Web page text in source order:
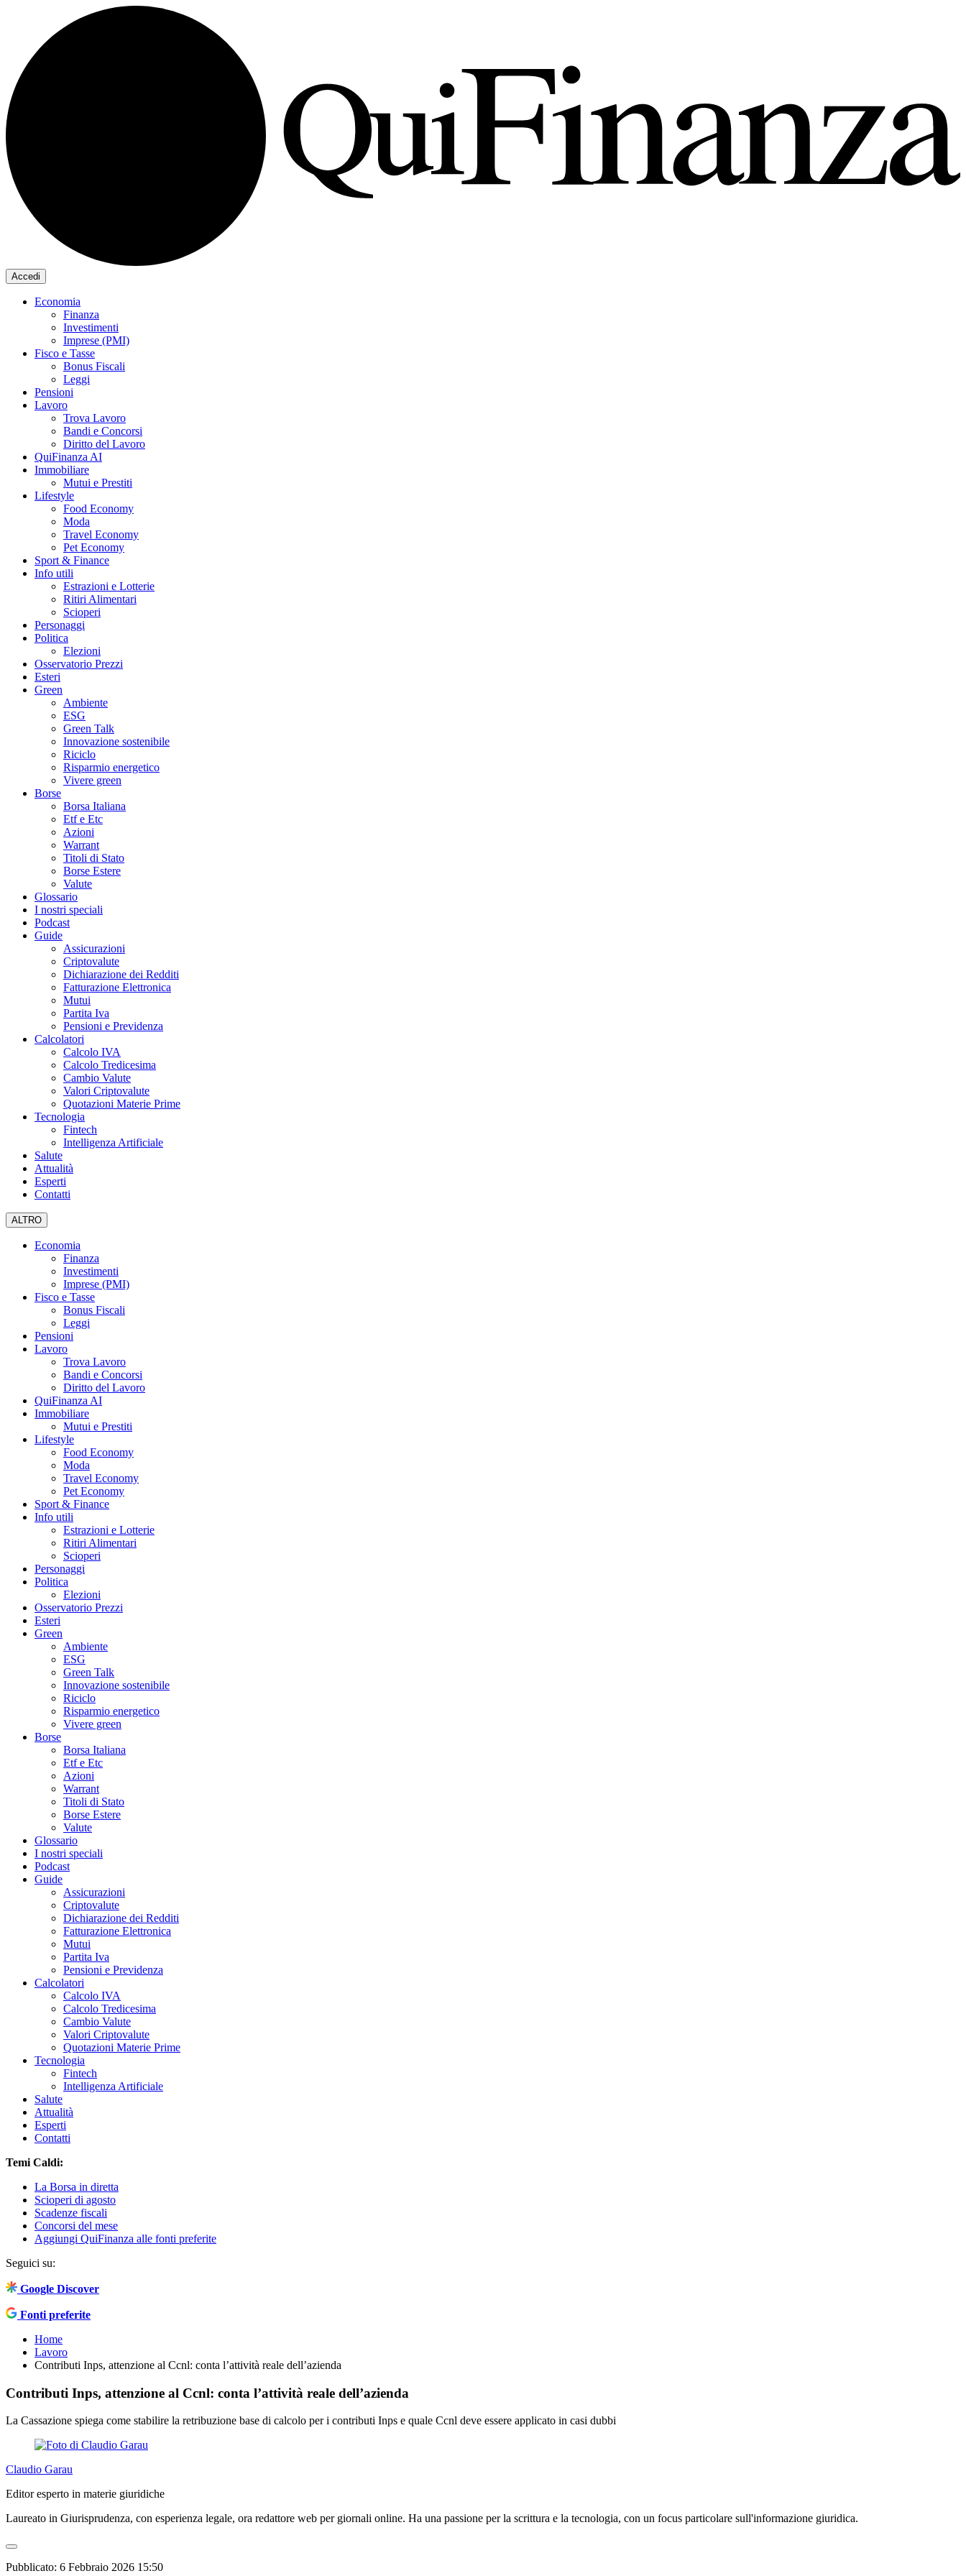
Accedi
Economia
Finanza
Investimenti
Imprese (PMI)
Fisco e Tasse
Bonus Fiscali
Leggi
Pensioni
Lavoro
Trova Lavoro
Bandi e Concorsi
Diritto del Lavoro
QuiFinanza AI
Immobiliare
Mutui e Prestiti
Lifestyle
Food Economy
Moda
Travel Economy
Pet Economy
Sport & Finance
Info utili
Estrazioni e Lotterie
Ritiri Alimentari
Scioperi
Personaggi
Politica
Elezioni
Osservatorio Prezzi
Esteri
Green
Ambiente
ESG
Green Talk
Innovazione sostenibile
Riciclo
Risparmio energetico
Vivere green
Borse
Borsa Italiana
Etf e Etc
Azioni
Warrant
Titoli di Stato
Borse Estere
Valute
Glossario
I nostri speciali
Podcast
Guide
Assicurazioni
Criptovalute
Dichiarazione dei Redditi
Fatturazione Elettronica
Mutui
Partita Iva
Pensioni e Previdenza
Calcolatori
Calcolo IVA
Calcolo Tredicesima
Cambio Valute
Valori Criptovalute
Quotazioni Materie Prime
Tecnologia
Fintech
Intelligenza Artificiale
Salute
Attualità
Esperti
Contatti
ALTRO
Economia
Finanza
Investimenti
Imprese (PMI)
Fisco e Tasse
Bonus Fiscali
Leggi
Pensioni
Lavoro
Trova Lavoro
Bandi e Concorsi
Diritto del Lavoro
QuiFinanza AI
Immobiliare
Mutui e Prestiti
Lifestyle
Food Economy
Moda
Travel Economy
Pet Economy
Sport & Finance
Info utili
Estrazioni e Lotterie
Ritiri Alimentari
Scioperi
Personaggi
Politica
Elezioni
Osservatorio Prezzi
Esteri
Green
Ambiente
ESG
Green Talk
Innovazione sostenibile
Riciclo
Risparmio energetico
Vivere green
Borse
Borsa Italiana
Etf e Etc
Azioni
Warrant
Titoli di Stato
Borse Estere
Valute
Glossario
I nostri speciali
Podcast
Guide
Assicurazioni
Criptovalute
Dichiarazione dei Redditi
Fatturazione Elettronica
Mutui
Partita Iva
Pensioni e Previdenza
Calcolatori
Calcolo IVA
Calcolo Tredicesima
Cambio Valute
Valori Criptovalute
Quotazioni Materie Prime
Tecnologia
Fintech
Intelligenza Artificiale
Salute
Attualità
Esperti
Contatti
Temi Caldi:
La Borsa in diretta
Scioperi di agosto
Scadenze fiscali
Concorsi del mese
Aggiungi QuiFinanza alle fonti preferite
Seguici su:
Google Discover
Fonti preferite
Home
Lavoro
Contributi Inps, attenzione al Ccnl: conta l’attività reale dell’azienda
Contributi Inps, attenzione al Ccnl: conta l’attività reale dell’azienda
La Cassazione spiega come stabilire la retribuzione base di calcolo per i contributi Inps e quale Ccnl deve essere applicato in casi dubbi
Claudio Garau
Editor esperto in materie giuridiche
Laureato in Giurisprudenza, con esperienza legale, ora redattore web per giornali online. Ha una passione per la scrittura e la tecnologia, con un focus particolare sull'informazione giuridica.
Pubblicato: 6 Febbraio 2026 15:50